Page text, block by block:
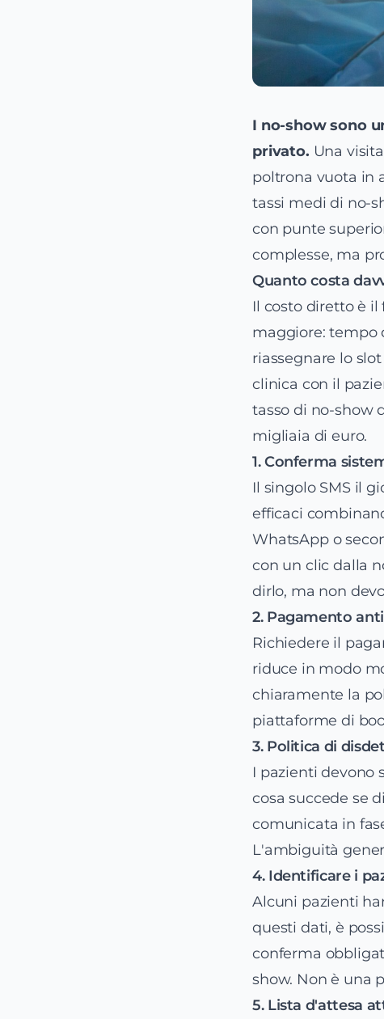
I no-show sono
privato. Una
poltrona vuota in
tassi medi di no-
con punte
complesse, ma
Quanto costa
Il costo diretto è
maggiore: tempo
riassegnare lo
clinica con il
tasso di no-show
migliaia di euro.
1. Conferma
Il singolo SMS il
efficaci
WhatsApp o
con un clic dalla
dirlo, ma non
2. Pagamento
Richiedere il
riduce in modo
chiaramente la
piattaforme di
3. Politica di
I pazienti devono
cosa succede se
comunicata in
L'ambiguità
4. Identificare i
Alcuni pazienti
questi dati, è
conferma
show. Non è una
5. Lista d'attesa